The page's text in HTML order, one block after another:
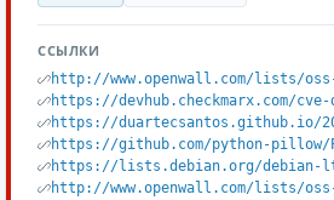
ССЫЛКИ
http://www.openwall.com/lists/
https://devhub.checkmarx.com/
https://duartecsantos.github.io/
https://github.com/python-pillow/
https://lists.debian.org/debian-lts-
http://www.openwall.com/lists/